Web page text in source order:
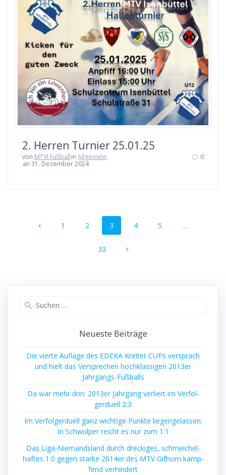
2. Her­ren Tur­nier 25.01.25
von MTVI FußballinAllgemein
an 31. Dezember 2024
0
Beitragsnavigation
Seite
1 Seite
2 Seite
3 Seite
4 Seite
5 …
Seite
33
Neu­es­te Beiträge
Die vier­te Auf­la­ge des EDEKA Krei­ter CUPs ver­sprach
und hielt das Ver­spre­chen hoch­klas­si­gen 2013er
Jahrgangs-Fußballs
Da war mehr drin: 2013er Jahr­gang ver­liert im Ver­fol­
ger­du­ell 2:3
Im Ver­fol­ger­du­ell ganz wich­ti­ge Punk­te lie­gen­ge­las­sen:
In Schwül­per reicht es nur zum 1:1
Das Liga-Nie­mands­land durch dre­cki­ges, schmei­chel­
haf­tes 1:0 gegen star­ke 2014er des MTV Gif­horn kämp­
fend verhindert